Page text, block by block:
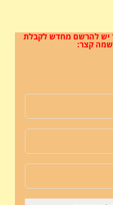
יש להרשם מחדש לקבלת
קצר: